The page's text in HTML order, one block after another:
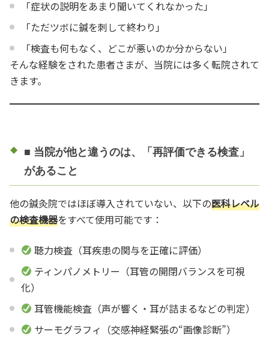
「症状の説明をあまり聞いてくれなかった」
「ただツボに鍼を刺して終わり」
「検査も何もなく、どこが悪いのか分からない」
そんな経験をされた患者さまが、当院には多く転院されて
きます。
■ 当院が他と違うのは、「再評価できる検査」
があること
他の鍼灸院ではほぼ導入されていない、以下の医科レベル
の検査機器をすべて使用可能です：
聴力検査（耳疾患の関与を正確に評価）
ティンパノメトリー（耳管の開閉バランスを可視
化）
耳管機能検査（声が響く・耳が詰まるなどの判定）
サーモグラフィ（交感神経緊張の“画像診断”）